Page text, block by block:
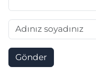
Gönder